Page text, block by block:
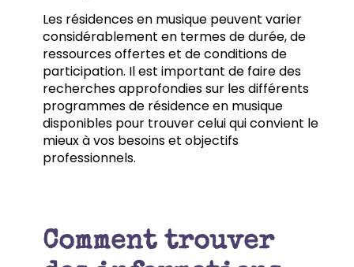
Les résidences en musique peuvent varier
considérablement en termes de durée, de
ressources offertes et de conditions de
participation. Il est important de faire des
recherches approfondies sur les différents
programmes de résidence en musique
disponibles pour trouver celui qui convient le
mieux à vos besoins et objectifs
professionnels.
Comment trouver